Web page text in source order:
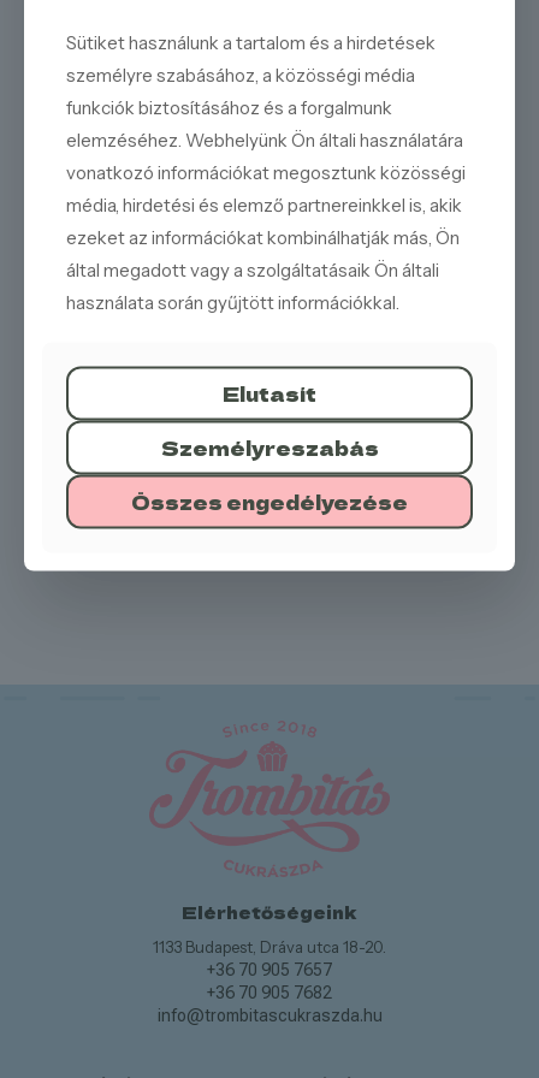
Vegán csoki-mangó parfé
Vanília-csoki-karamell
parfé
Csoki-sztracsi-eper-
Elérhetőségeink
1133 Budapest, Dráva utca 18-20.
+36 70 905 7657
+36 70 905 7682
info@trombitascukraszda.hu
Sütiket használunk a tartalom és a hirdetések
személyre szabásához, a közösségi média
funkciók biztosításához és a forgalmunk
elemzéséhez. Webhelyünk Ön általi használatára
vonatkozó információkat megosztunk közösségi
média, hirdetési és elemző partnereinkkel is, akik
ezeket az információkat kombinálhatják más, Ön
által megadott vagy a szolgáltatásaik Ön általi
használata során gyűjtött információkkal.
Elutasít
Személyreszabás
Összes engedélyezése